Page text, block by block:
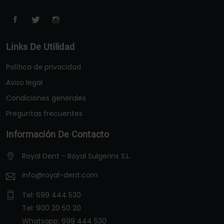
Links De Utilidad
Política de privacidad
Aviso legal
Condiciones generales
Preguntas frecuentes
Información De Contacto
Royal Dent - Royal Sulgerins S.L.
info@royal-dent.com
Tel: 699 444 530
Tel: 900 20 50 20
Whatsapp: 699 444 530